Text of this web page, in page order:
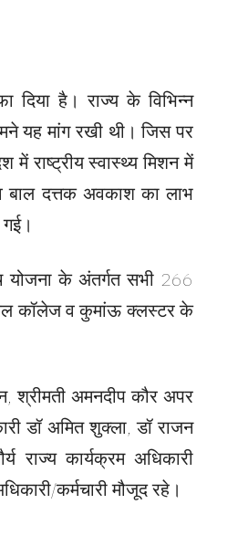
दिया है। राज्य के विभिन्न
यह मांग रखी थी। जिस पर
राष्ट्रीय स्वास्थ्य मिशन में
बाल दत्तक अवकाश का लाभ
योजना के अंतर्गत सभी 266
कॉलेज व कुमांऊ क्लस्टर के
श्रीमती अमनदीप कौर अपर
डॉ अमित शुक्ला, डॉ राजन
राज्य कार्यक्रम अधिकारी
कर्मचारी मौजूद रहे।